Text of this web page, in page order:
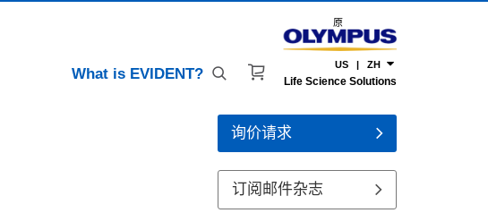
原
What is EVIDENT?
US | ZH
Life Science Solutions
询价请求
订阅邮件杂志